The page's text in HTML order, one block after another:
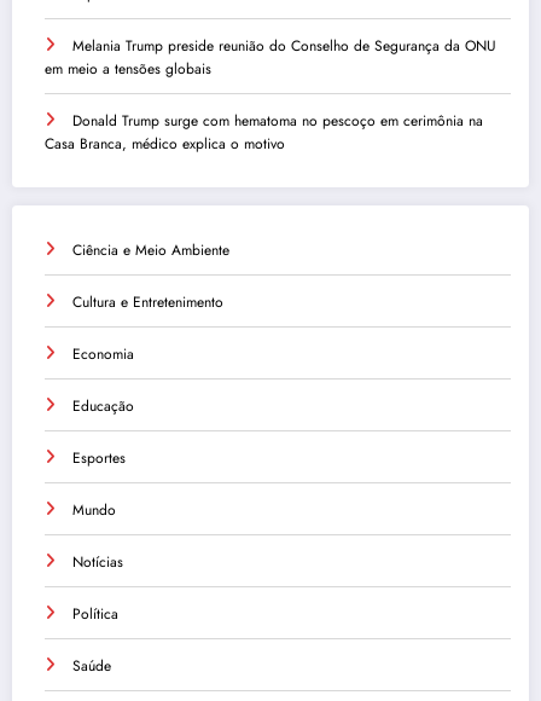
Melania Trump preside reunião do Conselho de Segurança da ONU
em meio a tensões globais
Donald Trump surge com hematoma no pescoço em cerimônia na
Casa Branca, médico explica o motivo
Ciência e Meio Ambiente
Cultura e Entretenimento
Economia
Educação
Esportes
Mundo
Notícias
Política
Saúde